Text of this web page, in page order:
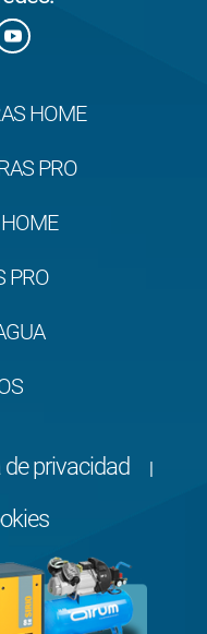
HOME
PRO
PRO
de privacidad |